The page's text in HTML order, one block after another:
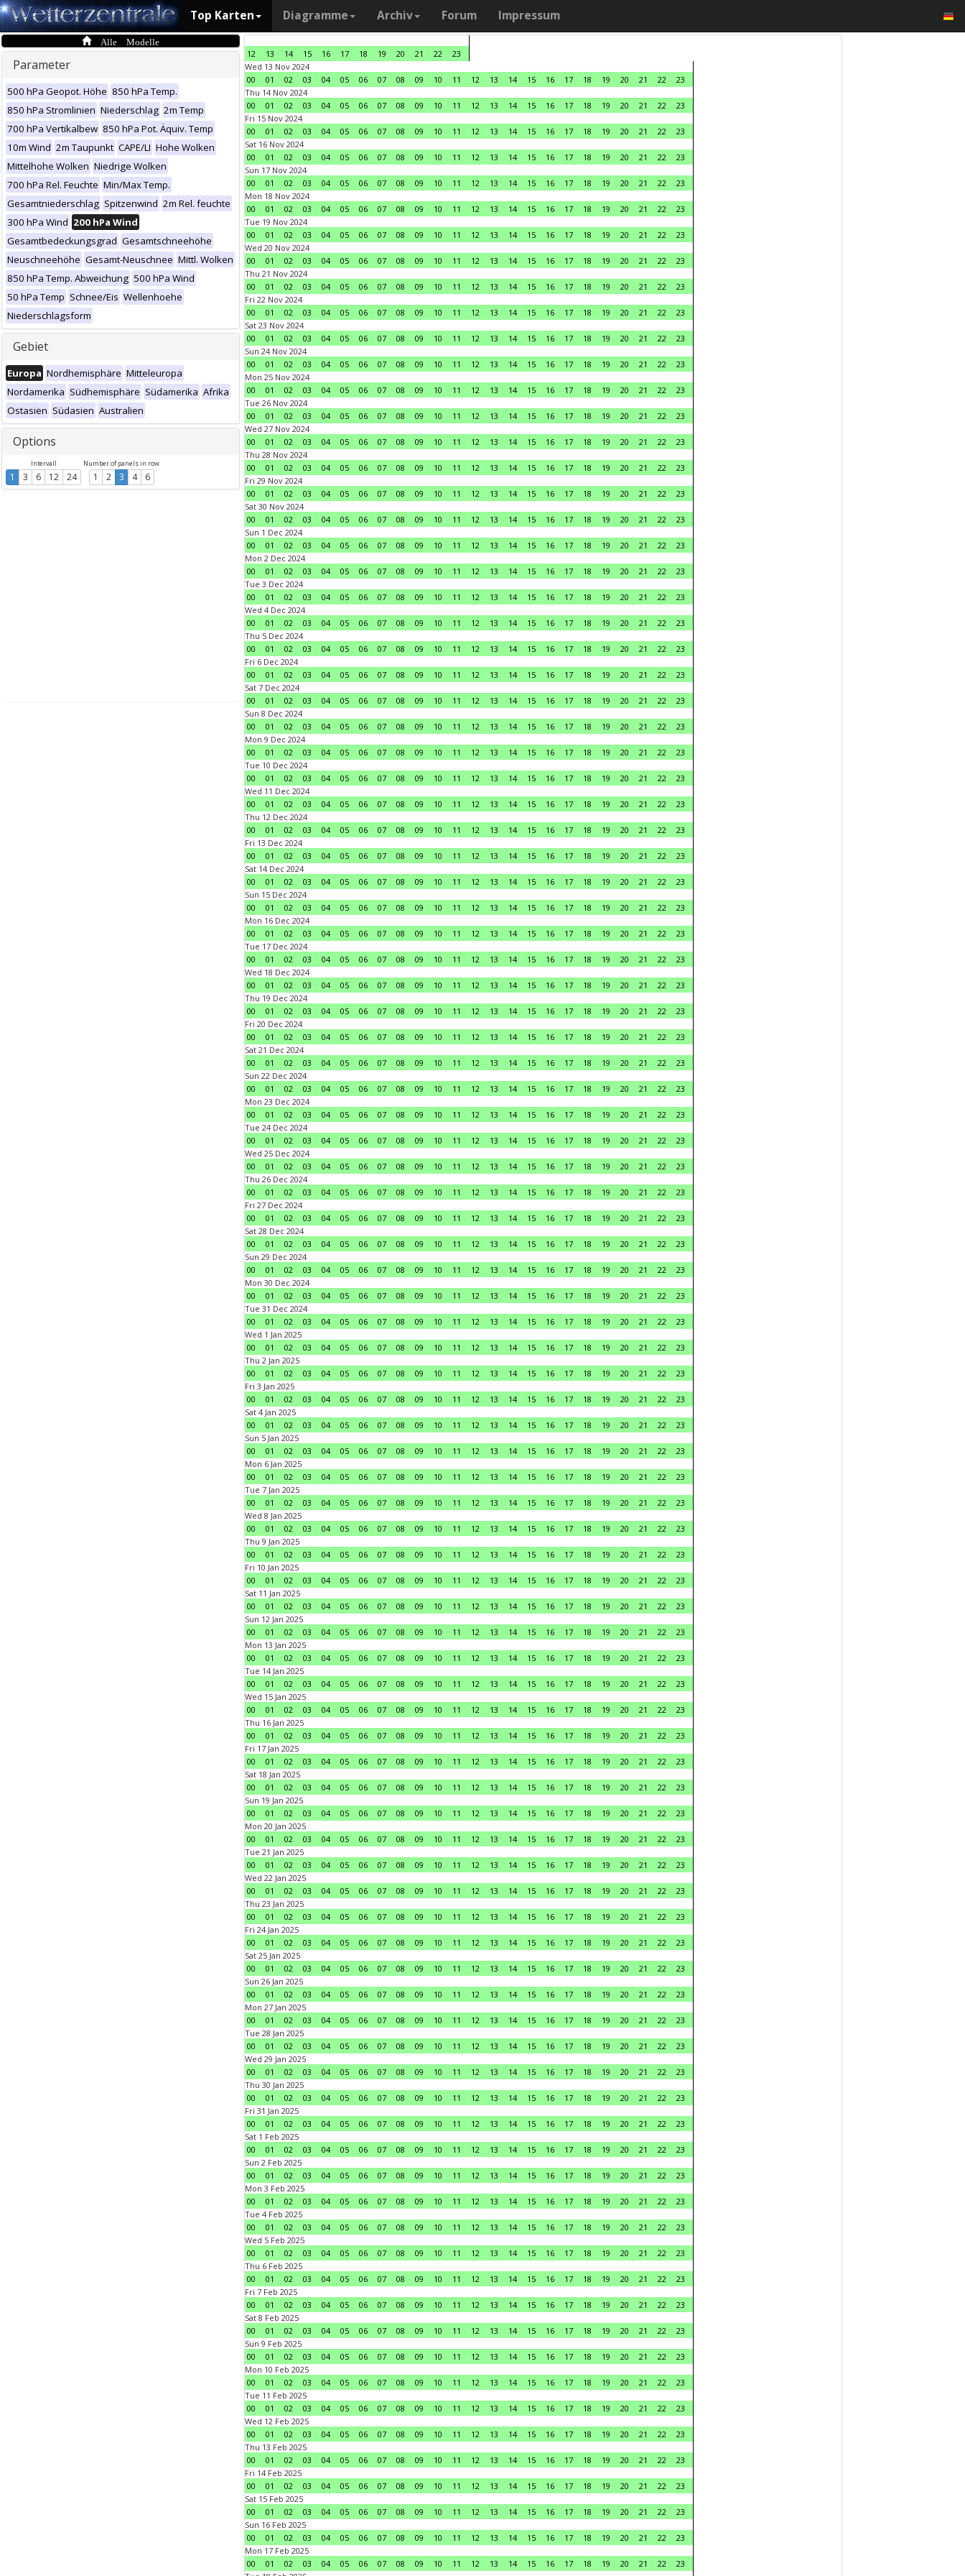
Top Karten Diagramme Archiv Forum Impressum
Alle Modelle
Parameter
500 hPa Geopot. Höhe 850 hPa Temp.
850 hPa Stromlinien Niederschlag 2m Temp
700 hPa Vertikalbew 850 hPa Pot. Äquiv. Temp
10m Wind 2m Taupunkt CAPE/LI Hohe Wolken
Mittelhohe Wolken Niedrige Wolken
700 hPa Rel. Feuchte Min/Max Temp.
Gesamtniederschlag Spitzenwind 2m Rel. feuchte
300 hPa Wind 200 hPa Wind
Gesamtbedeckungsgrad Gesamtschneehöhe
Neuschneehöhe Gesamt-Neuschnee Mittl. Wolken
850 hPa Temp. Abweichung 500 hPa Wind
50 hPa Temp Schnee/Eis Wellenhoehe
Niederschlagsform
Gebiet
Europa Nordhemisphäre Mitteleuropa
Nordamerika Südhemisphäre Südamerika Afrika
Ostasien Südasien Australien
Options
Intervall
1 3 6 12 24
Number of panels in row
1 2 3 4 6
12 13 14 15 16 17 18 19 20 21 22
23
Wed 13 Nov 2024
00
01 02 03 04 05 06 07 08 09 10 11 12 13 14 15 16 17 18 19 20 21 22
23
Thu 14 Nov 2024
00
01 02 03 04 05 06 07 08 09 10 11 12 13 14 15 16 17 18 19 20 21 22
23
Fri 15 Nov 2024
00
01 02 03 04 05 06 07 08 09 10 11 12 13 14 15 16 17 18 19 20 21 22
23
Sat 16 Nov 2024
00
01 02 03 04 05 06 07 08 09 10 11 12 13 14 15 16 17 18 19 20 21 22
23
Sun 17 Nov 2024
00
01 02 03 04 05 06 07 08 09 10 11 12 13 14 15 16 17 18 19 20 21 22
23
Mon 18 Nov 2024
00
01 02 03 04 05 06 07 08 09 10 11 12 13 14 15 16 17 18 19 20 21 22
23
Tue 19 Nov 2024
00
01 02 03 04 05 06 07 08 09 10 11 12 13 14 15 16 17 18 19 20 21 22
23
Wed 20 Nov 2024
00
01 02 03 04 05 06 07 08 09 10 11 12 13 14 15 16 17 18 19 20 21 22
23
Thu 21 Nov 2024
00
01 02 03 04 05 06 07 08 09 10 11 12 13 14 15 16 17 18 19 20 21 22
23
Fri 22 Nov 2024
00
01 02 03 04 05 06 07 08 09 10 11 12 13 14 15 16 17 18 19 20 21 22
23
Sat 23 Nov 2024
00
01 02 03 04 05 06 07 08 09 10 11 12 13 14 15 16 17 18 19 20 21 22
23
Sun 24 Nov 2024
00
01 02 03 04 05 06 07 08 09 10 11 12 13 14 15 16 17 18 19 20 21 22
23
Mon 25 Nov 2024
00
01 02 03 04 05 06 07 08 09 10 11 12 13 14 15 16 17 18 19 20 21 22
23
Tue 26 Nov 2024
00
01 02 03 04 05 06 07 08 09 10 11 12 13 14 15 16 17 18 19 20 21 22
23
Wed 27 Nov 2024
00
01 02 03 04 05 06 07 08 09 10 11 12 13 14 15 16 17 18 19 20 21 22
23
Thu 28 Nov 2024
00
01 02 03 04 05 06 07 08 09 10 11 12 13 14 15 16 17 18 19 20 21 22
23
Fri 29 Nov 2024
00
01 02 03 04 05 06 07 08 09 10 11 12 13 14 15 16 17 18 19 20 21 22
23
Sat 30 Nov 2024
00
01 02 03 04 05 06 07 08 09 10 11 12 13 14 15 16 17 18 19 20 21 22
23
Sun 1 Dec 2024
00
01 02 03 04 05 06 07 08 09 10 11 12 13 14 15 16 17 18 19 20 21 22
23
Mon 2 Dec 2024
00
01 02 03 04 05 06 07 08 09 10 11 12 13 14 15 16 17 18 19 20 21 22
23
Tue 3 Dec 2024
00
01 02 03 04 05 06 07 08 09 10 11 12 13 14 15 16 17 18 19 20 21 22
23
Wed 4 Dec 2024
00
01 02 03 04 05 06 07 08 09 10 11 12 13 14 15 16 17 18 19 20 21 22
23
Thu 5 Dec 2024
00
01 02 03 04 05 06 07 08 09 10 11 12 13 14 15 16 17 18 19 20 21 22
23
Fri 6 Dec 2024
00
01 02 03 04 05 06 07 08 09 10 11 12 13 14 15 16 17 18 19 20 21 22
23
Sat 7 Dec 2024
00
01 02 03 04 05 06 07 08 09 10 11 12 13 14 15 16 17 18 19 20 21 22
23
Sun 8 Dec 2024
00
01 02 03 04 05 06 07 08 09 10 11 12 13 14 15 16 17 18 19 20 21 22
23
Mon 9 Dec 2024
00
01 02 03 04 05 06 07 08 09 10 11 12 13 14 15 16 17 18 19 20 21 22
23
Tue 10 Dec 2024
00
01 02 03 04 05 06 07 08 09 10 11 12 13 14 15 16 17 18 19 20 21 22
23
Wed 11 Dec 2024
00
01 02 03 04 05 06 07 08 09 10 11 12 13 14 15 16 17 18 19 20 21 22
23
Thu 12 Dec 2024
00
01 02 03 04 05 06 07 08 09 10 11 12 13 14 15 16 17 18 19 20 21 22
23
Fri 13 Dec 2024
00
01 02 03 04 05 06 07 08 09 10 11 12 13 14 15 16 17 18 19 20 21 22
23
Sat 14 Dec 2024
00
01 02 03 04 05 06 07 08 09 10 11 12 13 14 15 16 17 18 19 20 21 22
23
Sun 15 Dec 2024
00
01 02 03 04 05 06 07 08 09 10 11 12 13 14 15 16 17 18 19 20 21 22
23
Mon 16 Dec 2024
00
01 02 03 04 05 06 07 08 09 10 11 12 13 14 15 16 17 18 19 20 21 22
23
Tue 17 Dec 2024
00
01 02 03 04 05 06 07 08 09 10 11 12 13 14 15 16 17 18 19 20 21 22
23
Wed 18 Dec 2024
00
01 02 03 04 05 06 07 08 09 10 11 12 13 14 15 16 17 18 19 20 21 22
23
Thu 19 Dec 2024
00
01 02 03 04 05 06 07 08 09 10 11 12 13 14 15 16 17 18 19 20 21 22
23
Fri 20 Dec 2024
00
01 02 03 04 05 06 07 08 09 10 11 12 13 14 15 16 17 18 19 20 21 22
23
Sat 21 Dec 2024
00
01 02 03 04 05 06 07 08 09 10 11 12 13 14 15 16 17 18 19 20 21 22
23
Sun 22 Dec 2024
00
01 02 03 04 05 06 07 08 09 10 11 12 13 14 15 16 17 18 19 20 21 22
23
Mon 23 Dec 2024
00
01 02 03 04 05 06 07 08 09 10 11 12 13 14 15 16 17 18 19 20 21 22
23
Tue 24 Dec 2024
00
01 02 03 04 05 06 07 08 09 10 11 12 13 14 15 16 17 18 19 20 21 22
23
Wed 25 Dec 2024
00
01 02 03 04 05 06 07 08 09 10 11 12 13 14 15 16 17 18 19 20 21 22
23
Thu 26 Dec 2024
00
01 02 03 04 05 06 07 08 09 10 11 12 13 14 15 16 17 18 19 20 21 22
23
Fri 27 Dec 2024
00
01 02 03 04 05 06 07 08 09 10 11 12 13 14 15 16 17 18 19 20 21 22
23
Sat 28 Dec 2024
00
01 02 03 04 05 06 07 08 09 10 11 12 13 14 15 16 17 18 19 20 21 22
23
Sun 29 Dec 2024
00
01 02 03 04 05 06 07 08 09 10 11 12 13 14 15 16 17 18 19 20 21 22
23
Mon 30 Dec 2024
00
01 02 03 04 05 06 07 08 09 10 11 12 13 14 15 16 17 18 19 20 21 22
23
Tue 31 Dec 2024
00
01 02 03 04 05 06 07 08 09 10 11 12 13 14 15 16 17 18 19 20 21 22
23
Wed 1 Jan 2025
00
01 02 03 04 05 06 07 08 09 10 11 12 13 14 15 16 17 18 19 20 21 22
23
Thu 2 Jan 2025
00
01 02 03 04 05 06 07 08 09 10 11 12 13 14 15 16 17 18 19 20 21 22
23
Fri 3 Jan 2025
00
01 02 03 04 05 06 07 08 09 10 11 12 13 14 15 16 17 18 19 20 21 22
23
Sat 4 Jan 2025
00
01 02 03 04 05 06 07 08 09 10 11 12 13 14 15 16 17 18 19 20 21 22
23
Sun 5 Jan 2025
00
01 02 03 04 05 06 07 08 09 10 11 12 13 14 15 16 17 18 19 20 21 22
23
Mon 6 Jan 2025
00
01 02 03 04 05 06 07 08 09 10 11 12 13 14 15 16 17 18 19 20 21 22
23
Tue 7 Jan 2025
00
01 02 03 04 05 06 07 08 09 10 11 12 13 14 15 16 17 18 19 20 21 22
23
Wed 8 Jan 2025
00
01 02 03 04 05 06 07 08 09 10 11 12 13 14 15 16 17 18 19 20 21 22
23
Thu 9 Jan 2025
00
01 02 03 04 05 06 07 08 09 10 11 12 13 14 15 16 17 18 19 20 21 22
23
Fri 10 Jan 2025
00
01 02 03 04 05 06 07 08 09 10 11 12 13 14 15 16 17 18 19 20 21 22
23
Sat 11 Jan 2025
00
01 02 03 04 05 06 07 08 09 10 11 12 13 14 15 16 17 18 19 20 21 22
23
Sun 12 Jan 2025
00
01 02 03 04 05 06 07 08 09 10 11 12 13 14 15 16 17 18 19 20 21 22
23
Mon 13 Jan 2025
00
01 02 03 04 05 06 07 08 09 10 11 12 13 14 15 16 17 18 19 20 21 22
23
Tue 14 Jan 2025
00
01 02 03 04 05 06 07 08 09 10 11 12 13 14 15 16 17 18 19 20 21 22
23
Wed 15 Jan 2025
00
01 02 03 04 05 06 07 08 09 10 11 12 13 14 15 16 17 18 19 20 21 22
23
Thu 16 Jan 2025
00
01 02 03 04 05 06 07 08 09 10 11 12 13 14 15 16 17 18 19 20 21 22
23
Fri 17 Jan 2025
00
01 02 03 04 05 06 07 08 09 10 11 12 13 14 15 16 17 18 19 20 21 22
23
Sat 18 Jan 2025
00
01 02 03 04 05 06 07 08 09 10 11 12 13 14 15 16 17 18 19 20 21 22
23
Sun 19 Jan 2025
00
01 02 03 04 05 06 07 08 09 10 11 12 13 14 15 16 17 18 19 20 21 22
23
Mon 20 Jan 2025
00
01 02 03 04 05 06 07 08 09 10 11 12 13 14 15 16 17 18 19 20 21 22
23
Tue 21 Jan 2025
00
01 02 03 04 05 06 07 08 09 10 11 12 13 14 15 16 17 18 19 20 21 22
23
Wed 22 Jan 2025
00
01 02 03 04 05 06 07 08 09 10 11 12 13 14 15 16 17 18 19 20 21 22
23
Thu 23 Jan 2025
00
01 02 03 04 05 06 07 08 09 10 11 12 13 14 15 16 17 18 19 20 21 22
23
Fri 24 Jan 2025
00
01 02 03 04 05 06 07 08 09 10 11 12 13 14 15 16 17 18 19 20 21 22
23
Sat 25 Jan 2025
00
01 02 03 04 05 06 07 08 09 10 11 12 13 14 15 16 17 18 19 20 21 22
23
Sun 26 Jan 2025
00
01 02 03 04 05 06 07 08 09 10 11 12 13 14 15 16 17 18 19 20 21 22
23
Mon 27 Jan 2025
00
01 02 03 04 05 06 07 08 09 10 11 12 13 14 15 16 17 18 19 20 21 22
23
Tue 28 Jan 2025
00
01 02 03 04 05 06 07 08 09 10 11 12 13 14 15 16 17 18 19 20 21 22
23
Wed 29 Jan 2025
00
01 02 03 04 05 06 07 08 09 10 11 12 13 14 15 16 17 18 19 20 21 22
23
Thu 30 Jan 2025
00
01 02 03 04 05 06 07 08 09 10 11 12 13 14 15 16 17 18 19 20 21 22
23
Fri 31 Jan 2025
00
01 02 03 04 05 06 07 08 09 10 11 12 13 14 15 16 17 18 19 20 21 22
23
Sat 1 Feb 2025
00
01 02 03 04 05 06 07 08 09 10 11 12 13 14 15 16 17 18 19 20 21 22
23
Sun 2 Feb 2025
00
01 02 03 04 05 06 07 08 09 10 11 12 13 14 15 16 17 18 19 20 21 22
23
Mon 3 Feb 2025
00
01 02 03 04 05 06 07 08 09 10 11 12 13 14 15 16 17 18 19 20 21 22
23
Tue 4 Feb 2025
00
01 02 03 04 05 06 07 08 09 10 11 12 13 14 15 16 17 18 19 20 21 22
23
Wed 5 Feb 2025
00
01 02 03 04 05 06 07 08 09 10 11 12 13 14 15 16 17 18 19 20 21 22
23
Thu 6 Feb 2025
00
01 02 03 04 05 06 07 08 09 10 11 12 13 14 15 16 17 18 19 20 21 22
23
Fri 7 Feb 2025
00
01 02 03 04 05 06 07 08 09 10 11 12 13 14 15 16 17 18 19 20 21 22
23
Sat 8 Feb 2025
00
01 02 03 04 05 06 07 08 09 10 11 12 13 14 15 16 17 18 19 20 21 22
23
Sun 9 Feb 2025
00
01 02 03 04 05 06 07 08 09 10 11 12 13 14 15 16 17 18 19 20 21 22
23
Mon 10 Feb 2025
00
01 02 03 04 05 06 07 08 09 10 11 12 13 14 15 16 17 18 19 20 21 22
23
Tue 11 Feb 2025
00
01 02 03 04 05 06 07 08 09 10 11 12 13 14 15 16 17 18 19 20 21 22
23
Wed 12 Feb 2025
00
01 02 03 04 05 06 07 08 09 10 11 12 13 14 15 16 17 18 19 20 21 22
23
Thu 13 Feb 2025
00
01 02 03 04 05 06 07 08 09 10 11 12 13 14 15 16 17 18 19 20 21 22
23
Fri 14 Feb 2025
00
01 02 03 04 05 06 07 08 09 10 11 12 13 14 15 16 17 18 19 20 21 22
23
Sat 15 Feb 2025
00
01 02 03 04 05 06 07 08 09 10 11 12 13 14 15 16 17 18 19 20 21 22
23
Sun 16 Feb 2025
00
01 02 03 04 05 06 07 08 09 10 11 12 13 14 15 16 17 18 19 20 21 22
23
Mon 17 Feb 2025
00
01 02 03 04 05 06 07 08 09 10 11 12 13 14 15 16 17 18 19 20 21 22
23